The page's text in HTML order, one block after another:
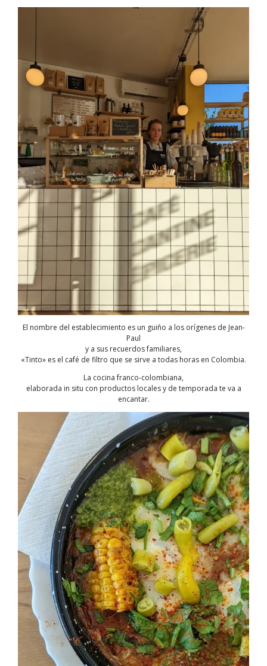
El nombre del establecimiento es un guiño a los orígenes de Jean-
Paul
y a sus recuerdos familiares,
«Tinto» es el café de filtro que se sirve a todas horas en Colombia.
La cocina franco-colombiana,
elaborada in situ con productos locales y de temporada te va a
encantar.